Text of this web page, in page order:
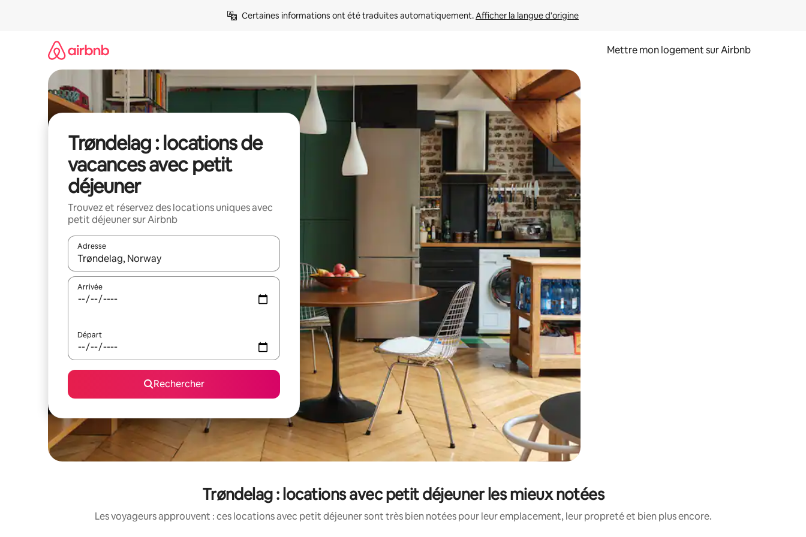
Certaines informations ont été traduites automatiquement. Afficher la langue d'origine
Mettre mon logement sur Airbnb
Trøndelag : locations de
vacances avec petit
déjeuner
Trouvez et réservez des locations uniques avec
petit déjeuner sur Airbnb
Adresse
Lorsque les résultats s'affichent, utilisez les flèches vers le haut et vers le bas pour les parcourir ou en appuyant et en faisant glisser.
Arrivée
Départ
Rechercher
Trøndelag : locations avec petit déjeuner les mieux notées
Les voyageurs approuvent : ces locations avec petit déjeuner sont très bien notées pour leur emplacement, leur propreté et bien plus encore.